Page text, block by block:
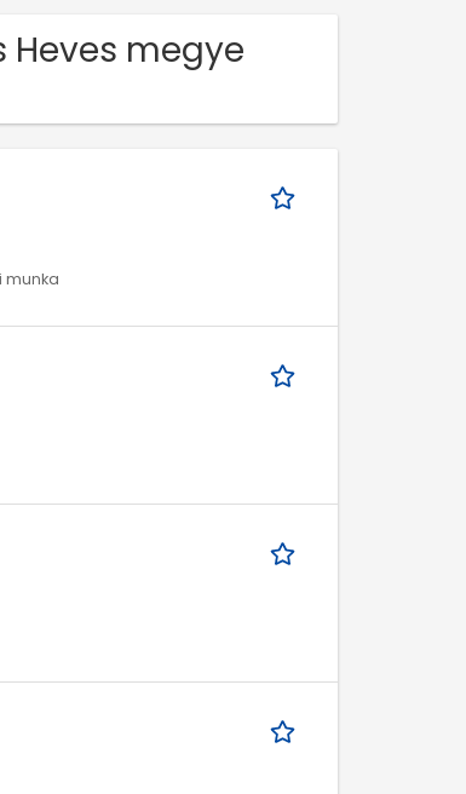
Heves megye
munka